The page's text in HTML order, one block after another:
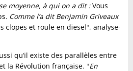
moyenne, à qui on a dit :Vous
. Comme l’a dit Benjamin Griveaux
clopes et roule en diesel", analyse-
qu’il existe des parallèles entre
la Révolution française. "En